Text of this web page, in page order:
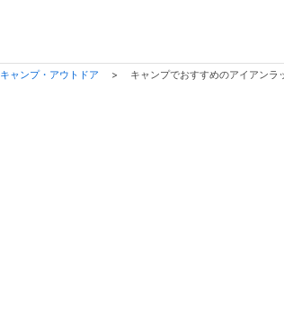
キャンプ・アウトドア > キャンプでおすすめのアイアン